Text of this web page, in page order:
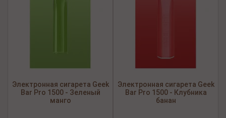
Электронная сигарета Geek
Bar Pro 1500 - Зеленый
манго
Электронная сигарета Geek
Bar Pro 1500 - Клубника
банан